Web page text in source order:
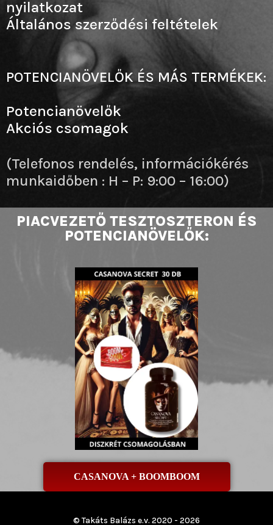
PIACVEZETŐ TESZTOSZTERON ÉS
POTENCIANÖVELŐK:
CASANOVA + BOOMBOOM
nyilatkozat
Általános szerződési feltételek
POTENCIANÖVELŐK ÉS MÁS TERMÉKEK:
Potencianövelők
Akciós csomagok
(Telefonos rendelés, információkérés
munkaidőben : H – P: 9:00 – 16:00)
© Takáts Balázs e.v. 2020 - 2026